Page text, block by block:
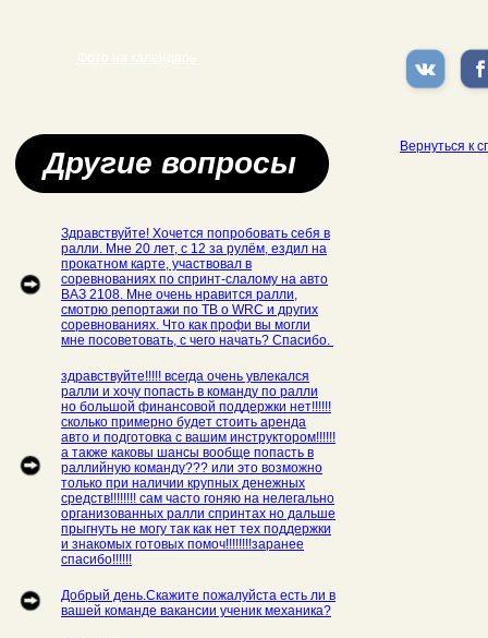
Другие вопросы
Здравствуйте! Хочется попробовать себя в
ралли. Мне 20 лет, с 12 за рулём, ездил на
прокатном карте, участвовал в
соревнованиях по спринт-слалому на авто
ВАЗ 2108. Мне очень нравится ралли,
смотрю репортажи по ТВ о WRC и других
соревнованиях. Что как профи вы могли
мне посоветовать, с чего начать? Спасибо.
здравствуйте!!!!! всегда очень увлекался
ралли и хочу попасть в команду по ралли
но большой финансовой поддержки нет!!!!!!
сколько примерно будет стоить аренда
авто и подготовка с вашим инструктором!!!!!!
а также каковы шансы вообще попасть в
раллийную команду??? или это возможно
только при наличии крупных денежных
средств!!!!!!!! сам часто гоняю на нелегально
организованных ралли спринтах но дальше
прыгнуть не могу так как нет тех поддержки
и знакомых готовых помоч!!!!!!!!заранее
спасибо!!!!!!
Добрый день.Скажите пожалуйста есть ли в
вашей команде вакансии ученик механика?
Вернуться к